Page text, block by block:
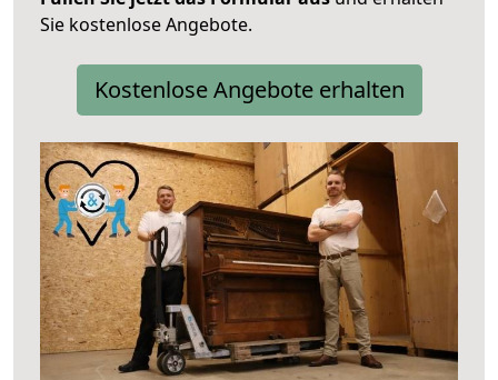
Sie kostenlose Angebote.
Kostenlose Angebote erhalten